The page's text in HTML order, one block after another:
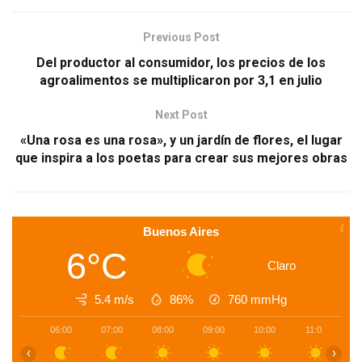
Previous Post
Del productor al consumidor, los precios de los
agroalimentos se multiplicaron por 3,1 en julio
Next Post
«Una rosa es una rosa», y un jardín de flores, el lugar
que inspira a los poetas para crear sus mejores obras
Buenos Aires
6°C Claro
5.4 m/s 86% 760 mmHg
06:00 07:00 08:00 09:00 10:00 11:00
‹ ›